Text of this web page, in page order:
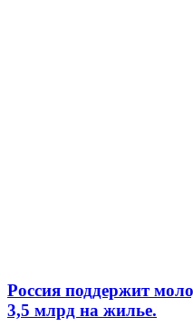
Россия поддержит
3,5 млрд на жилье.